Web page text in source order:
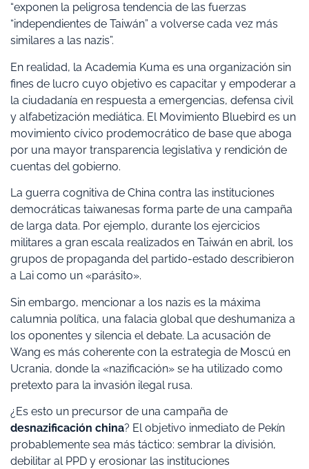
“exponen la peligrosa tendencia de las fuerzas
“independientes de Taiwán” a volverse cada vez más
similares a las nazis”.
En realidad, la Academia Kuma es una organización sin
fines de lucro cuyo objetivo es capacitar y empoderar a
la ciudadanía en respuesta a emergencias, defensa civil
y alfabetización mediática. El Movimiento Bluebird es un
movimiento cívico prodemocrático de base que aboga
por una mayor transparencia legislativa y rendición de
cuentas del gobierno.
La guerra cognitiva de China contra las instituciones
democráticas taiwanesas forma parte de una campaña
de larga data. Por ejemplo, durante los ejercicios
militares a gran escala realizados en Taiwán en abril, los
grupos de propaganda del partido-estado describieron
a Lai como un «parásito».
Sin embargo, mencionar a los nazis es la máxima
calumnia política, una falacia global que deshumaniza a
los oponentes y silencia el debate. La acusación de
Wang es más coherente con la estrategia de Moscú en
Ucrania, donde la «nazificación» se ha utilizado como
pretexto para la invasión ilegal rusa.
¿Es esto un precursor de una campaña de
desnazificación china? El objetivo inmediato de Pekín
probablemente sea más táctico: sembrar la división,
debilitar al PPD y erosionar las instituciones